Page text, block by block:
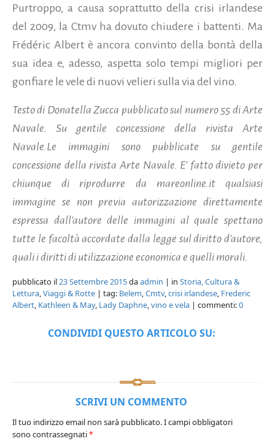
Purtroppo, a causa soprattutto della crisi irlandese
del 2009, la Ctmv ha dovuto chiudere i battenti. Ma
Frédéric Albert è ancora convinto della bontà della
sua idea e, adesso, aspetta solo tempi migliori per
gonfiare le vele di nuovi velieri sulla via del vino.
Testo di Donatella Zucca pubblicato sul numero 55 di Arte
Navale. Su gentile concessione della rivista Arte
Navale.Le immagini sono pubblicate su gentile
concessione della rivista Arte Navale. E' fatto divieto per
chiunque di riprodurre da mareonline.it qualsiasi
immagine se non previa autorizzazione direttamente
espressa dall'autore delle immagini al quale spettano
tutte le facoltà accordate dalla legge sul diritto d'autore,
quali i diritti di utilizzazione economica e quelli morali.
pubblicato il23 Settembre 2015daadmin | in Storia, Cultura &
Lettura,Viaggi & Rotte | tag: Belem,Cmtv,crisi irlandese, Frederic
Albert, Kathleen & May, Lady Daphne,vino e vela | commenti:0
CONDIVIDI QUESTO ARTICOLO SU:
SCRIVI UN COMMENTO
Il tuo indirizzo email non sarà pubblicato.I campi obbligatori
sono contrassegnati*